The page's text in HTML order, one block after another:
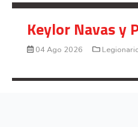
Keylor Navas y
04 Ago 2026